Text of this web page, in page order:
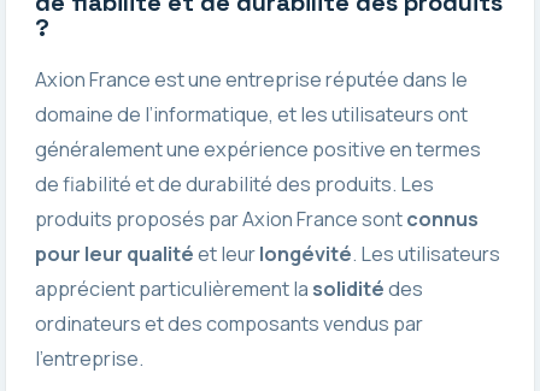
?
Axion France est une entreprise réputée dans le
domaine de l’informatique, et les utilisateurs ont
généralement une expérience positive en termes
de fiabilité et de durabilité des produits. Les
produits proposés par Axion France sontconnus
pour leur qualitéet leurlongévité. Les utilisateurs
apprécient particulièrement la soliditédes
ordinateurs et des composants vendus par
l’entreprise.